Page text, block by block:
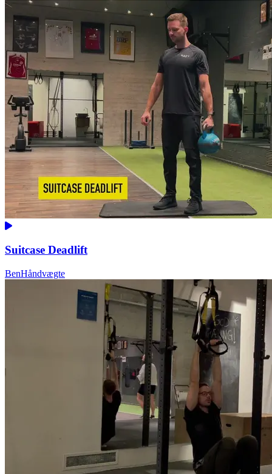
Suitcase Deadlift
BenHåndvægte